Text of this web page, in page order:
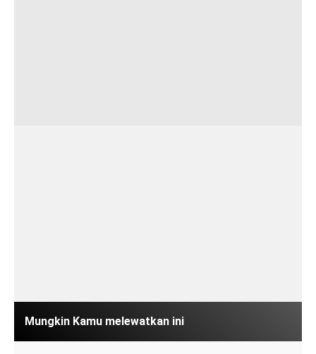
Mungkin Kamu melewatkan ini